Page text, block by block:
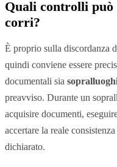
Quali controlli
corri?
È proprio sulla discordanza
quindi conviene essere
documentali sia
preavviso. Durante un
acquisire documenti,
accertare la reale
dichiarato.